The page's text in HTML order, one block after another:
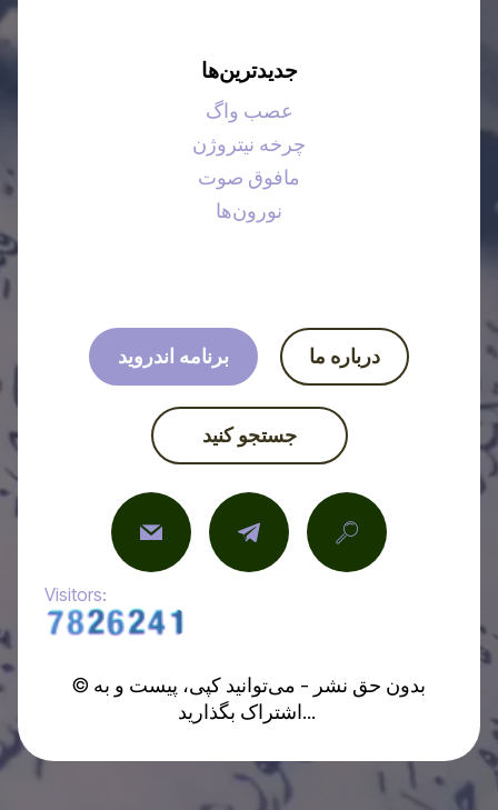
جدیدترین‌ها
عصب واگ
چرخه نیتروژن
مافوق صوت
نورون‌ها
برنامه اندروید درباره ما
جستجو کنید
Visitors:
© بدون حق نشر - می‌توانید کپی، پیست و به
اشتراک بگذارید...